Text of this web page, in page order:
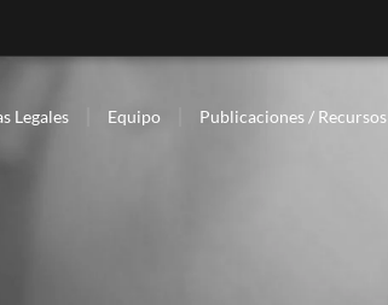
Legales Equipo Publicaciones / Recursos